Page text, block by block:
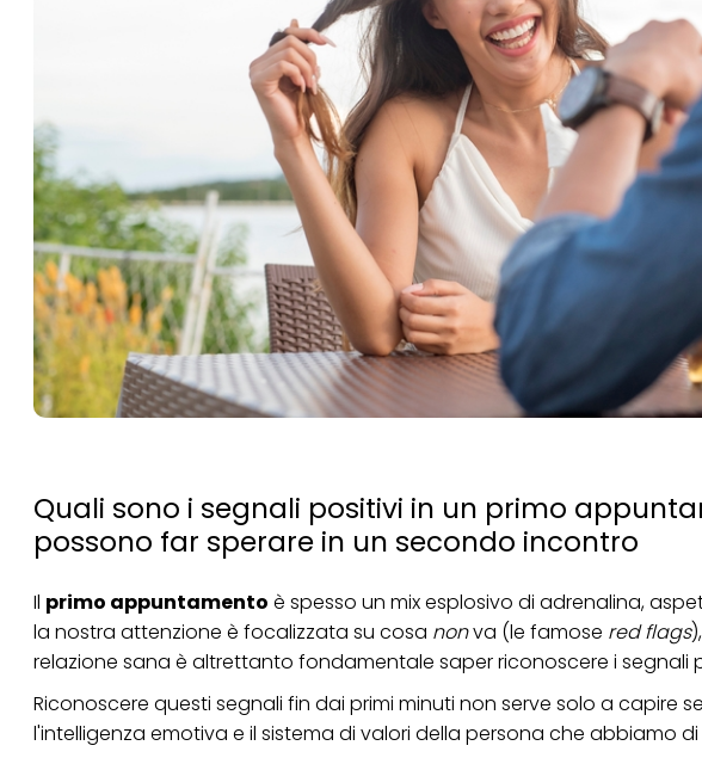
Quali sono i segnali positivi in un primo
possono far sperare in un secondo incontro
Il primo appuntamento è spesso un mix esplosivo di adrenalina,
la nostra attenzione è focalizzata su cosa nonva (le famose red flags
relazione sana è altrettanto fondamentale saper riconoscere i segnali
Riconoscere questi segnali fin dai primi minuti non serve solo a capire
l'intelligenza emotiva e il sistema di valori della persona che abbiamo